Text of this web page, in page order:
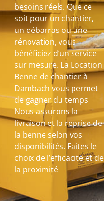
besoins réels. Que ce
soit pour un chantier,
un débarras ou une
rénovation, vous
bénéficiez d’un service
sur mesure. La Location
Benne de chantier à
Dambach vous permet
de gagner du temps.
Nous assurons la
livraison et la reprise de
la benne selon vos
disponibilités. Faites le
choix de l’efficacité et de
la proximité.